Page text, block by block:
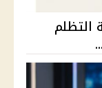
التظلم